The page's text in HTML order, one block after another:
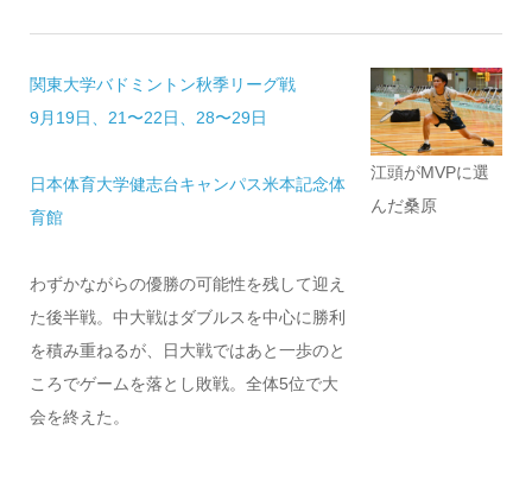
関東大学バドミントン秋季リーグ戦
9月19日、21〜22日、28〜29日
日本体育大学健志台キャンパス米本記念体
育館
わずかながらの優勝の可能性を残して迎え
た後半戦。中大戦はダブルスを中心に勝利
を積み重ねるが、日大戦ではあと一歩のと
ころでゲームを落とし敗戦。全体5位で大
会を終えた。
江頭がMVPに選
んだ桑原